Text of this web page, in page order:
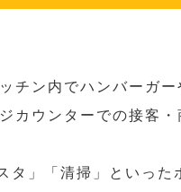
チン内でハンバーガー
カウンターでの接客・
」「清掃」といった